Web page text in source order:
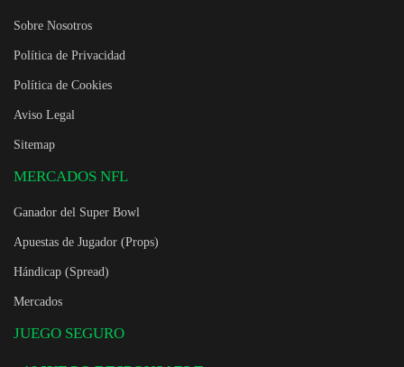
Sobre Nosotros
Política de Privacidad
Política de Cookies
Aviso Legal
Sitemap
MERCADOS NFL
Ganador del Super Bowl
Apuestas de Jugador (Props)
Hándicap (Spread)
Mercados
JUEGO SEGURO